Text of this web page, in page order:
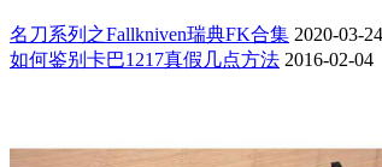
名刀系列之Fallkniven瑞典FK合集 2020-03-24
如何鉴别卡巴1217真假几点方法 2016-02-04